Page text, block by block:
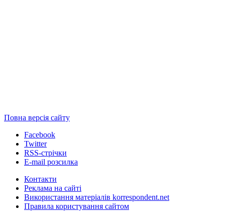
Повна версія сайту
Facebook
Twitter
RSS-стрічки
E-mail розсилка
Контакти
Реклама на сайті
Використання матеріалів korrespondent.net
Правила користування сайтом